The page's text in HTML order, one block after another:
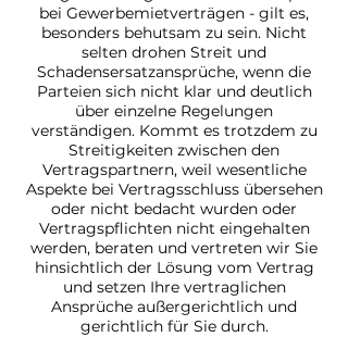
bei Gewerbemietverträgen - gilt es,
besonders behutsam zu sein. Nicht
selten drohen Streit und
Schadensersatzansprüche, wenn die
Parteien sich nicht klar und deutlich
über einzelne Regelungen
verständigen. Kommt es trotzdem zu
Streitigkeiten zwischen den
Vertragspartnern, weil wesentliche
Aspekte bei Vertragsschluss übersehen
oder nicht bedacht wurden oder
Vertragspflichten nicht eingehalten
werden, beraten und vertreten wir Sie
hinsichtlich der Lösung vom Vertrag
und setzen Ihre vertraglichen
Ansprüche außergerichtlich und
gerichtlich für Sie durch.